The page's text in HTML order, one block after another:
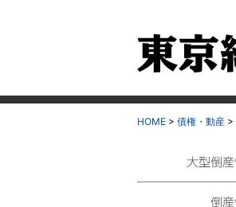
HOME > 債権・動産 >